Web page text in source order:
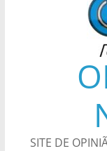
SITE DE